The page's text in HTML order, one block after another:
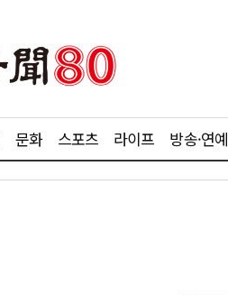
문화 스포츠 라이프 방송·연예